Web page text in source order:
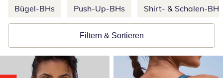
Weitere Kategorien überspringen
Bügel-BHs Push-Up-BHs Shirt- & Schalen-BHs
Filtern & Sortieren